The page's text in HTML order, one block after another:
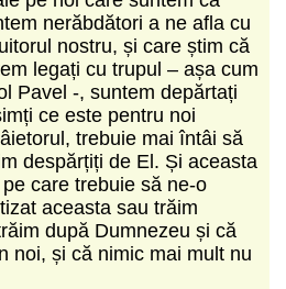
nerăbdători a ne afla cu
nostru, și care știm că
legați cu trupul – așa cum
Pavel -, suntem depărtați
ce este pentru noi
trebuie mai întâi să
despărțiți de El. Și aceasta
care trebuie să ne-o
aceasta sau trăim
după Dumnezeu și că
noi, și că nimic mai mult nu